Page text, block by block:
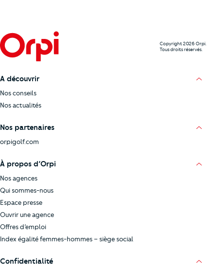
Copyright 2026 Orpi.
Tous droits réservés.
A découvrir
Nos conseils
Nos actualités
Nos partenaires
orpigolf.com
À propos d’Orpi
Nos agences
Qui sommes-nous
Espace presse
Ouvrir une agence
Offres d’emploi
Index égalité femmes-hommes – siège social
Confidentialité